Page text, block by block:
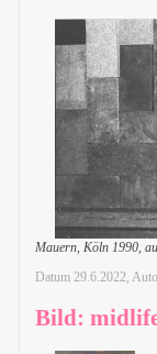
Mauern, Köln 1990,
Datum 29.6.2022 ,
Bild: